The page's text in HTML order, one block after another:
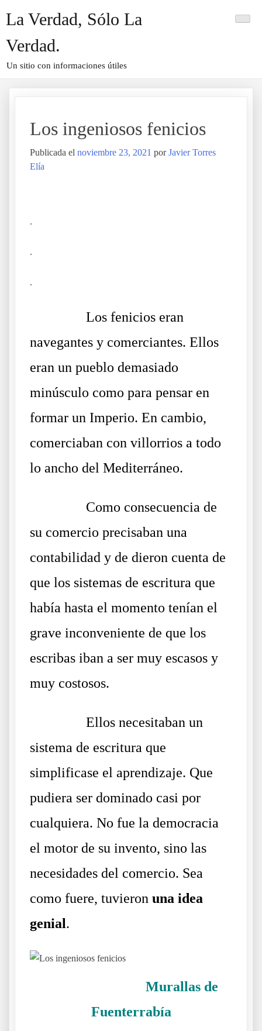
La Verdad, Sólo La
Verdad.
Un sitio con informaciones útiles
Los ingeniosos fenicios
Publicada el noviembre 23, 2021 porJavier Torres
Elía
.
.
.
Los fenicios eran
navegantes y comerciantes. Ellos
eran un pueblo demasiado
minúsculo como para pensar en
formar un Imperio. En cambio,
comerciaban con villorrios a todo
lo ancho del Mediterráneo.
Como consecuencia de
su comercio precisaban una
contabilidad y de dieron cuenta de
que los sistemas de escritura que
había hasta el momento tenían el
grave inconveniente de que los
escribas iban a ser muy escasos y
muy costosos.
Ellos necesitaban un
sistema de escritura que
simplificase el aprendizaje. Que
pudiera ser dominado casi por
cualquiera. No fue la democracia
el motor de su invento, sino las
necesidades del comercio. Sea
como fuere, tuvieron una idea
genial.
Murallas de
Fuenterrabía